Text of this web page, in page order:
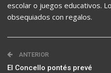
escolar o juegos educativos.
obsequiados con regalos.
ANTERIOR
El Concello pontés prevé